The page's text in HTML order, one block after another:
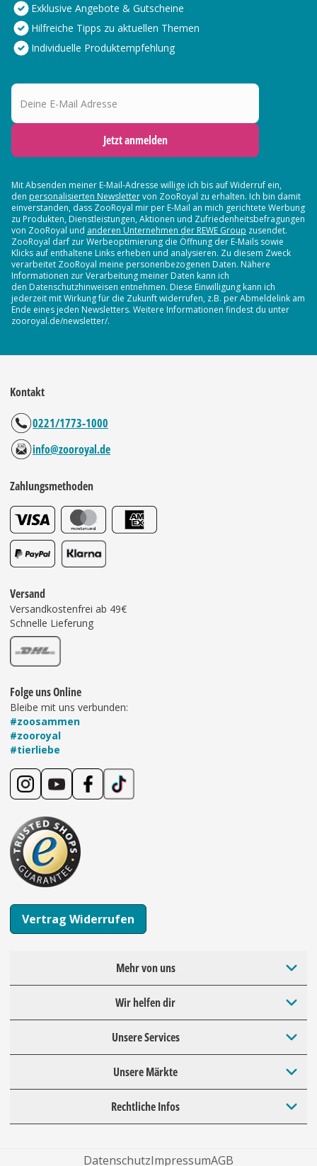
Exklusive Angebote & Gutscheine
Hilfreiche Tipps zu aktuellen Themen
Individuelle Produktempfehlung
Deine E-Mail Adresse
Jetzt anmelden
Mit Absenden meiner E-Mail-Adresse willige ich bis auf Widerruf ein,
den personalisierten Newslettervon ZooRoyal zu erhalten. Ich bin damit
einverstanden, dass ZooRoyal mir per E-Mail an mich gerichtete Werbung
zu Produkten, Dienstleistungen, Aktionen und Zufriedenheitsbefragungen
von ZooRoyal und anderen Unternehmen der REWE Group zusendet.
ZooRoyal darf zur Werbeoptimierung die Öffnung der E-Mails sowie
Klicks auf enthaltene Links erheben und analysieren. Zu diesem Zweck
verarbeitet ZooRoyal meine personenbezogenen Daten. Nähere
Informationen zur Verarbeitung meiner Daten kann ich
den Datenschutzhinweisen entnehmen. Diese Einwilligung kann ich
jederzeit mit Wirkung für die Zukunft widerrufen, z.B. per Abmeldelink am
Ende eines jeden Newsletters. Weitere Informationen findest du unter
zooroyal.de/newsletter/.
Kontakt
0221/1773-1000
info@zooroyal.de
Zahlungsmethoden
Versand
Versandkostenfrei ab 49€
Schnelle Lieferung
Folge uns Online
Bleibe mit uns verbunden:
#zoosammen
#zooroyal
#tierliebe
Vertrag Widerrufen
Mehr von uns
Wir helfen dir
Unsere Services
Unsere Märkte
Rechtliche Infos
DatenschutzImpressumAGB